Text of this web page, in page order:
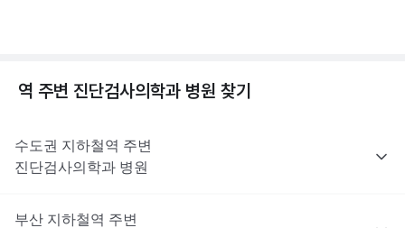
역 주변 진단검사의학과 병원 찾기
수도권 지하철역 주변
진단검사의학과 병원
부산 지하철역 주변